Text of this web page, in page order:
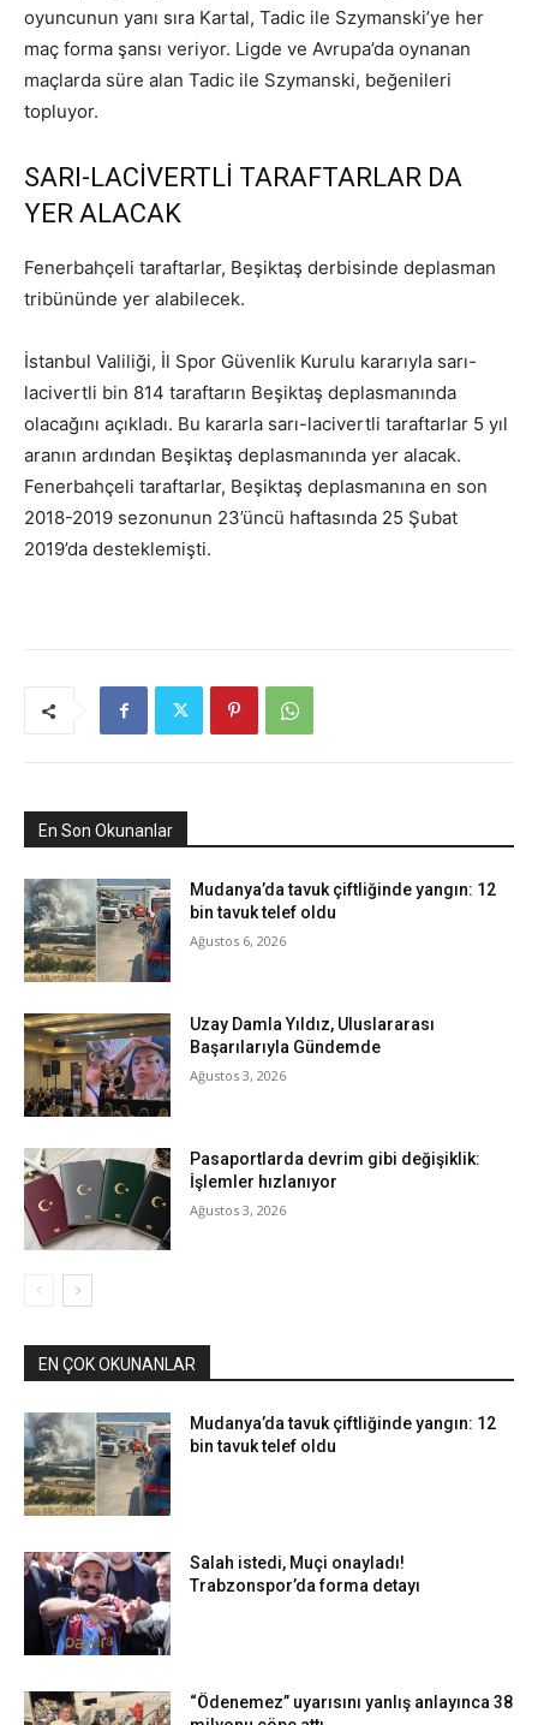
oyuncunun yanı sıra Kartal, Tadic ile Szymanski’ye her
maç forma şansı veriyor. Ligde ve Avrupa’da oynanan
maçlarda süre alan Tadic ile Szymanski, beğenileri
topluyor.
SARI-LACİVERTLİ TARAFTARLAR DA
YER ALACAK
Fenerbahçeli taraftarlar, Beşiktaş derbisinde deplasman
tribününde yer alabilecek.
İstanbul Valiliği, İl Spor Güvenlik Kurulu kararıyla sarı-
lacivertli bin 814 taraftarın Beşiktaş deplasmanında
olacağını açıkladı. Bu kararla sarı-lacivertli taraftarlar 5 yıl
aranın ardından Beşiktaş deplasmanında yer alacak.
Fenerbahçeli taraftarlar, Beşiktaş deplasmanına en son
2018-2019 sezonunun 23’üncü haftasında 25 Şubat
2019’da desteklemişti.
En Son Okunanlar
Mudanya’da tavuk çiftliğinde yangın: 12
bin tavuk telef oldu
Ağustos 6, 2026
Uzay Damla Yıldız, Uluslararası
Başarılarıyla Gündemde
Ağustos 3, 2026
Pasaportlarda devrim gibi değişiklik:
İşlemler hızlanıyor
Ağustos 3, 2026
EN ÇOK OKUNANLAR
Mudanya’da tavuk çiftliğinde yangın: 12
bin tavuk telef oldu
Salah istedi, Muçi onayladı!
Trabzonspor’da forma detayı
“Ödenemez” uyarısını yanlış anlayınca 38